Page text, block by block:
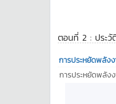
ตอนที่ 2 : ประวั
การประหยัดพลัง
การประหยัดพลัง